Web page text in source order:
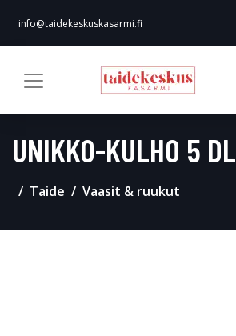
info@taidekeskuskasarmi.fi
UNIKKO-KULHO 5 DL
Taide Vaasit & ruukut